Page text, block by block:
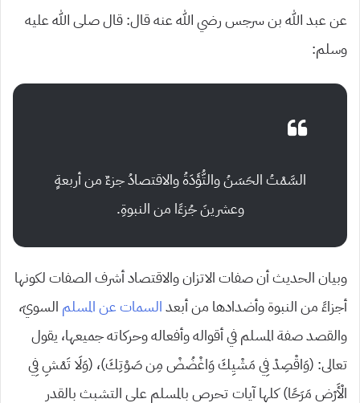
عن عبد الله بن سرجس رضي الله عنه قال: قال صلى الله عليه
وسلم:
السَّمْتُ الحَسَنُ والتُّؤَدَةُ والاقتصادُ جزءٌ من أربعةٍ
وعشرينَ جُزءًا من النبوةِ.
وبيان الحديث أن صفات الاتزان والاقتصاد أشرف الصفات لكونها
أجزاءً من النبوة وأضدادها من أبعدالسمات عن المسلم السويّ،
والقصد صفة المسلم في أقواله وأفعاله وحركاته جميعها، يقول
تعالى: (وَاقْصِدْ فِي مَشْيِكَ وَاغْضُضْ مِن صَوْتِكَ)، (وَلَا تَمْشِ فِي
الْأَرْضِ مَرَحًا) كلها آيات تحرص بالمسلم على التشبث بالقدر